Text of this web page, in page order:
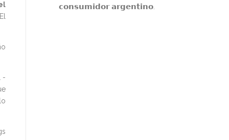
-
𝗰𝗼𝗻𝘀𝘂𝗺𝗶𝗱𝗼𝗿 𝗮𝗿𝗴𝗲𝗻𝘁𝗶𝗻𝗼.